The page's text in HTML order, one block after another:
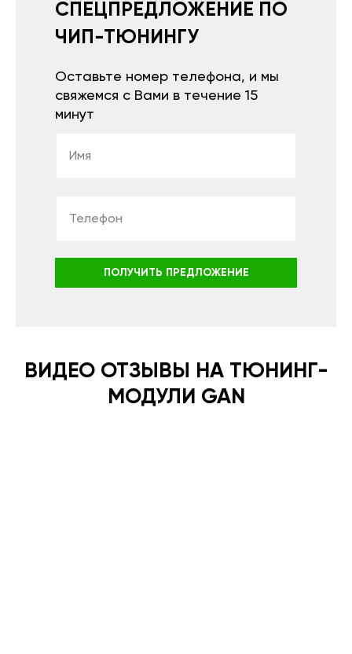
СПЕЦПРЕДЛОЖЕНИЕ ПО
ЧИП-ТЮНИНГУ
Оставьте номер телефона, и мы
свяжемся с Вами в течение 15
минут
ПОЛУЧИТЬ ПРЕДЛОЖЕНИЕ
ВИДЕО ОТЗЫВЫ НА ТЮНИНГ-
МОДУЛИ GAN